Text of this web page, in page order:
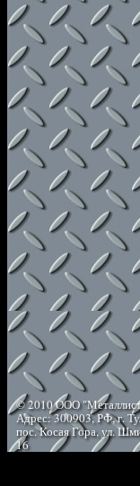
© 2010 ООО
Адрес: 300903, РФ, г.
пос. Косая Гора, ул.
16